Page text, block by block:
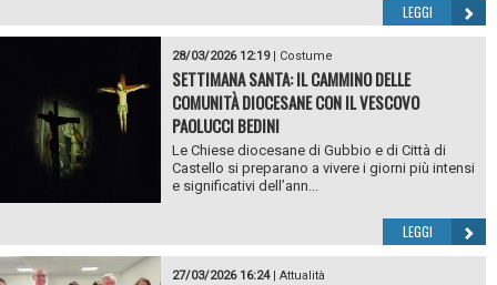
LEGGI
28/03/2026 12:19| Costume
SETTIMANA SANTA: IL CAMMINO DELLE
COMUNITÀ DIOCESANE CON IL VESCOVO
PAOLUCCI BEDINI
Le Chiese diocesane di Gubbio e di Città di
Castello si preparano a vivere i giorni più intensi
e significativi dell’ann...
LEGGI
27/03/2026 16:24| Attualità